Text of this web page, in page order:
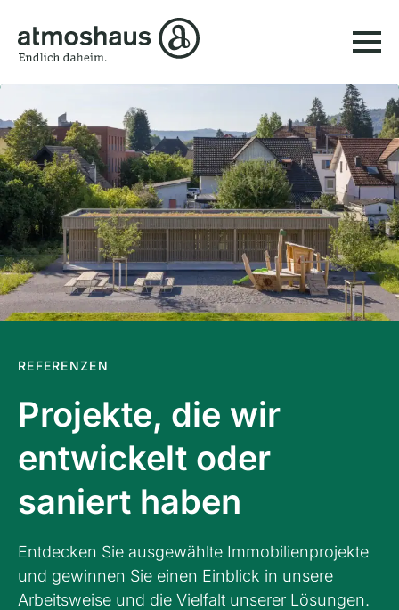
REFERENZEN
Projekte, die wir
entwickelt oder
saniert haben
Entdecken Sie ausgewählte Immobilienprojekte
und gewinnen Sie einen Einblick in unsere
Arbeitsweise und die Vielfalt unserer Lösungen.